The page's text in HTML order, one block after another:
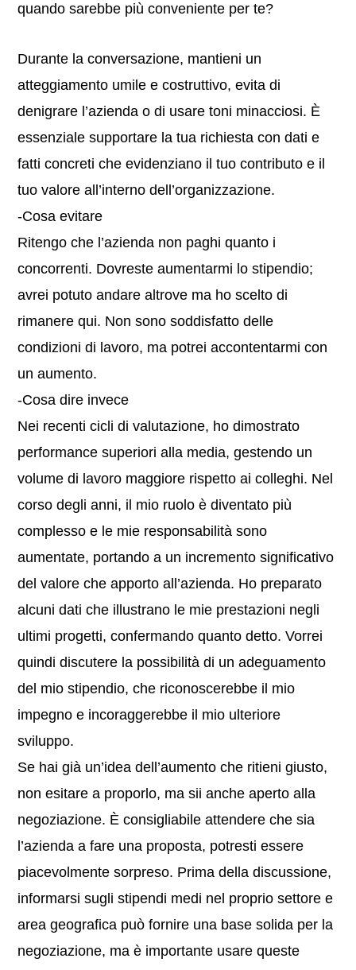
quando sarebbe più conveniente per te?
Durante la conversazione, mantieni un
atteggiamento umile e costruttivo, evita di
denigrare l’azienda o di usare toni minacciosi. È
essenziale supportare la tua richiesta con dati e
fatti concreti che evidenziano il tuo contributo e il
tuo valore all’interno dell’organizzazione.
-Cosa evitare
Ritengo che l’azienda non paghi quanto i
concorrenti. Dovreste aumentarmi lo stipendio;
avrei potuto andare altrove ma ho scelto di
rimanere qui. Non sono soddisfatto delle
condizioni di lavoro, ma potrei accontentarmi con
un aumento.
-Cosa dire invece
Nei recenti cicli di valutazione, ho dimostrato
performance superiori alla media, gestendo un
volume di lavoro maggiore rispetto ai colleghi. Nel
corso degli anni, il mio ruolo è diventato più
complesso e le mie responsabilità sono
aumentate, portando a un incremento significativo
del valore che apporto all’azienda. Ho preparato
alcuni dati che illustrano le mie prestazioni negli
ultimi progetti, confermando quanto detto. Vorrei
quindi discutere la possibilità di un adeguamento
del mio stipendio, che riconoscerebbe il mio
impegno e incoraggerebbe il mio ulteriore
sviluppo.
Se hai già un’idea dell’aumento che ritieni giusto,
non esitare a proporlo, ma sii anche aperto alla
negoziazione. È consigliabile attendere che sia
l’azienda a fare una proposta, potresti essere
piacevolmente sorpreso. Prima della discussione,
informarsi sugli stipendi medi nel proprio settore e
area geografica può fornire una base solida per la
negoziazione, ma è importante usare queste